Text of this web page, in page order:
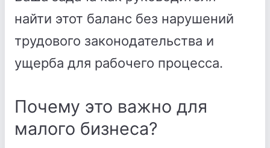
найти этот баланс без нарушений
трудового законодательства и
ущерба для рабочего процесса.
Почему это важно для
малого бизнеса?